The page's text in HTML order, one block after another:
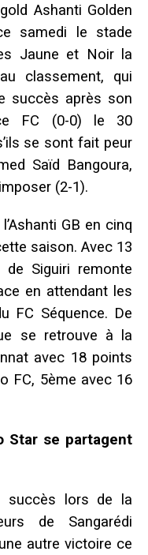
Ashanti Golden
samedi le stade
Jaune et Noir la
classement, qui
succès après son
FC (0-0) le 30
se sont fait peur
Saïd Bangoura,
(2-1).
GB en cinq
saison. Avec 13
Siguiri remonte
en attendant les
FC Séquence. De
se retrouve à la
avec 18 points
FC, 5ème avec 16
Star se partagent
succès lors de la
de Sangarédi
autre victoire ce